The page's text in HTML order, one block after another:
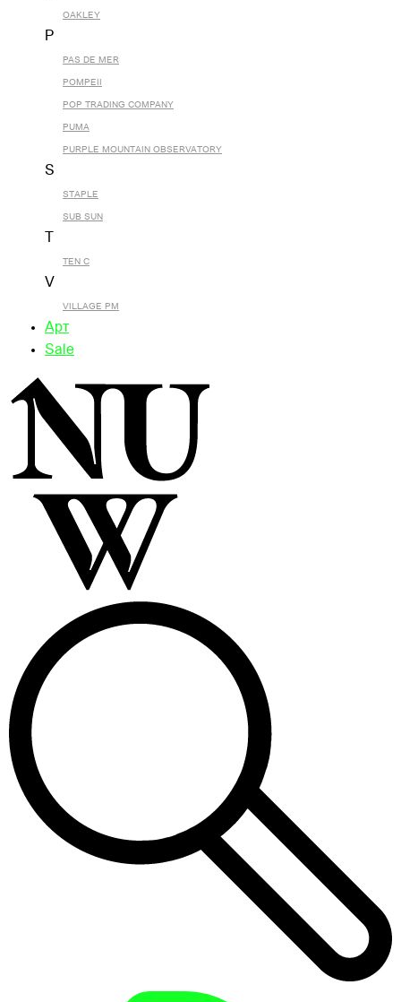
OAKLEY
P
PAS DE MER
POMPEII
POP TRADING COMPANY
PUMA
PURPLE MOUNTAIN OBSERVATORY
S
STAPLE
SUB SUN
TEN C
V
VILLAGE PM
Арт
Sale